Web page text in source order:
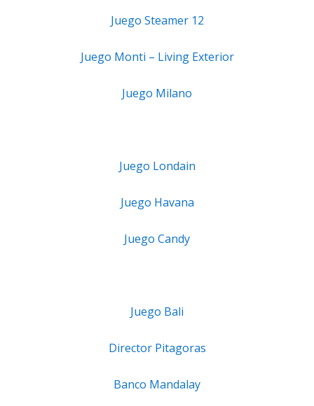
Juego Steamer 12
Juego Monti – Living Exterior
Juego Milano
Juego Londain
Juego Havana
Juego Candy
Juego Bali
Director Pitagoras
Banco Mandalay